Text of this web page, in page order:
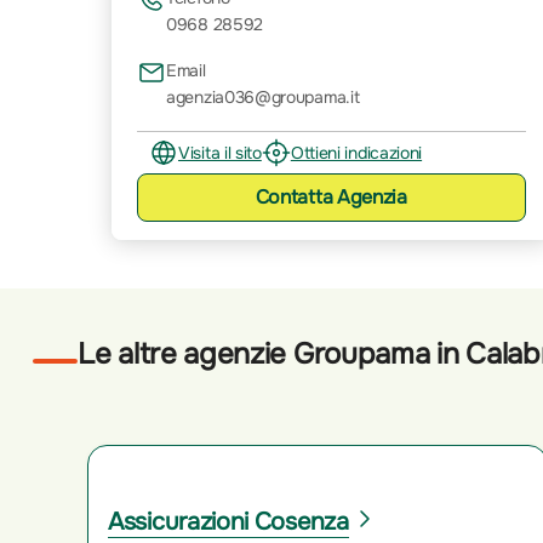
0968 28592
Email
agenzia036@groupama.it
Visita il sito Ottieni indicazioni
ContattaAgenzia
Le altre agenzie Groupama in
Assicurazioni Cosenza